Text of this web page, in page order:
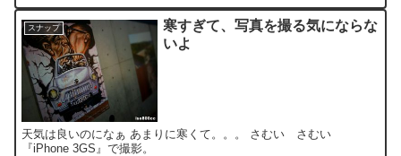
スナップ
寒すぎて、写真を撮る気にならな
いよ
天気は良いのになぁ あまりに寒くて。。。 さむい さむい
『iPhone 3GS』で撮影。